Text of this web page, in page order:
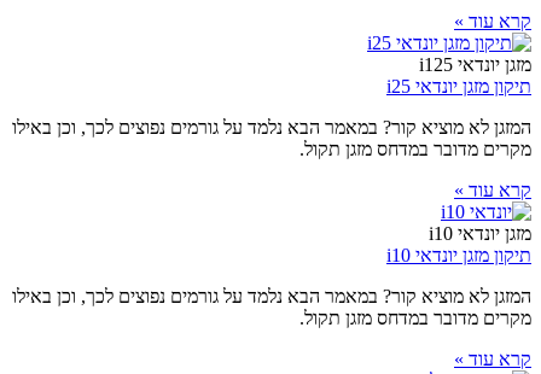
קרא עוד »
מזגן יונדאי i125
תיקון מזגן יונדאי i25
המזגן לא מוציא קור? במאמר הבא נלמד על גורמים נפוצים לכך, וכן באילו
מקרים מדובר במדחס מזגן תקול.
קרא עוד »
מזגן יונדאי i10
תיקון מזגן יונדאי i10
המזגן לא מוציא קור? במאמר הבא נלמד על גורמים נפוצים לכך, וכן באילו
מקרים מדובר במדחס מזגן תקול.
קרא עוד »